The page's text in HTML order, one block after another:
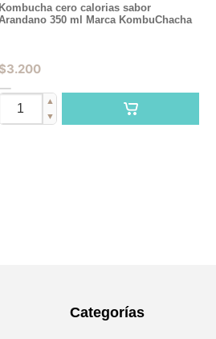
Kombucha cero calorias sabor
350 ml Marca KombuChacha
$3.200
▲
▼
Categorías